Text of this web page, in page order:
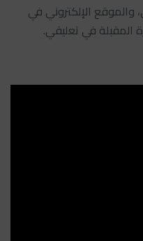
والموقع الإلكتروني في
المقبلة في تعليقي.